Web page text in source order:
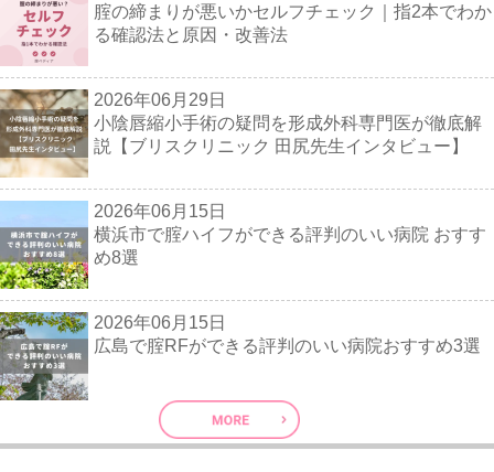
腟の締まりが悪いかセルフチェック｜指2本でわか
る確認法と原因・改善法
2026年06月29日
小陰唇縮小手術の疑問を形成外科専門医が徹底解
説【ブリスクリニック 田尻先生インタビュー】
2026年06月15日
横浜市で腟ハイフができる評判のいい病院 おすす
め8選
2026年06月15日
広島で腟RFができる評判のいい病院おすすめ3選